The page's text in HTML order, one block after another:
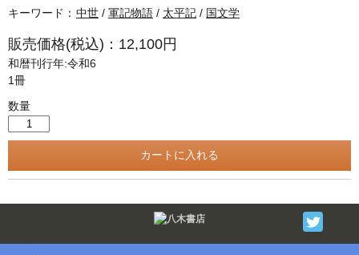
キーワード： 中世 / 軍記物語 / 太平記 / 国文学
販売価格(税込)：12,100円
和暦刊行年:令和6
1冊
数量